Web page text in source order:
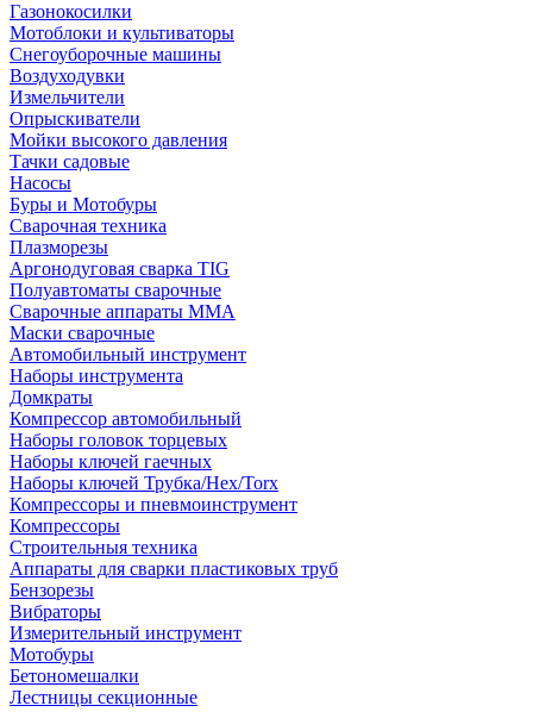
Газонокосилки
Мотоблоки и культиваторы
Снегоуборочные машины
Воздуходувки
Измельчители
Опрыскиватели
Мойки высокого давления
Тачки садовые
Насосы
Буры и Мотобуры
Сварочная техника
Плазморезы
Аргонодуговая сварка TIG
Полуавтоматы сварочные
Сварочные аппараты ММА
Маски сварочные
Автомобильный инструмент
Наборы инструмента
Домкраты
Компрессор автомобильный
Наборы головок торцевых
Наборы ключей гаечных
Наборы ключей Трубка/Hex/Torx
Компрессоры и пневмоинструмент
Компрессоры
Строительныя техника
Аппараты для сварки пластиковых труб
Бензорезы
Вибраторы
Измерительный инструмент
Мотобуры
Бетономешалки
Лестницы секционные